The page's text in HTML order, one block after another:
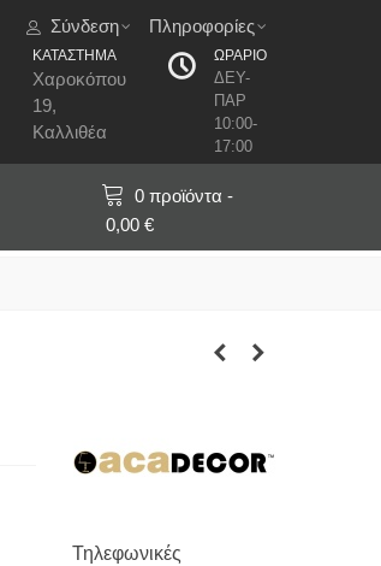
Σύνδεση Πληροφορίες
ΚΑΤΑΣΤΗΜΑ
Χαροκόπου
19,
Καλλιθέα
ΩΡΑΡΙΟ
ΔΕΥ-
ΠΑΡ
10:00-
17:00
0 προϊόντα -
0,00 €
Τηλεφωνικές